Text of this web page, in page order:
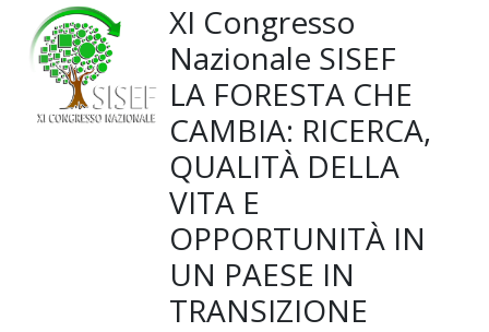
XI Congresso
Nazionale SISEF
LA FORESTA CHE
CAMBIA: RICERCA,
QUALITÀ DELLA
VITA E
OPPORTUNITÀ IN
UN PAESE IN
TRANSIZIONE